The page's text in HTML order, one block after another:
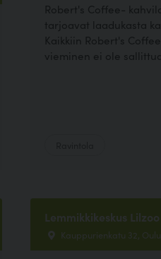
Robert's Coffee-
tarjoavat laadukasta
Kaikkiin Robert's
vieminen ei ole
Lemmikkikeskus Lilzoo
Kauppurienkatu 32, Oulu